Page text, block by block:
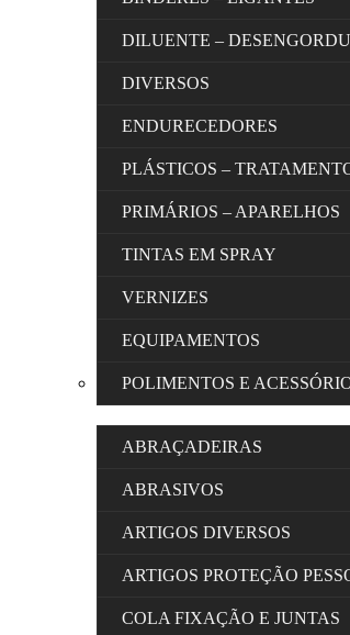
DILUENTE –
DIVERSOS
ENDURECEDORES
PLÁSTICOS –
PRIMÁRIOS – APARELHOS
TINTAS EM SPRAY
VERNIZES
EQUIPAMENTOS
POLIMENTOS E
ABRAÇADEIRAS
ABRASIVOS
ARTIGOS DIVERSOS
ARTIGOS PROTEÇÃO
COLA FIXAÇÃO E JUNTAS